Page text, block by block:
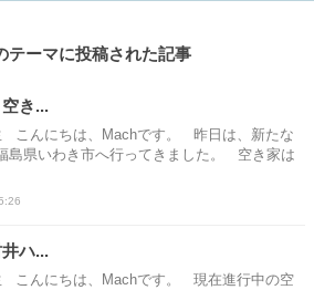
テーマに投稿された記事
空き...
こんにちは、Machです。 昨日は、新たな
島県いわき市へ行ってきました。 空き家は
井ハ...
こんにちは、Machです。 現在進行中の空